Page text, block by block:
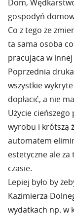
Dom,
gospodyń
Co z tego że
ta sama osoba
pracująca w
Poprzednia
wszystkie
dopłacić, a nie
Użycie cieńszego
wyrobu i krótszą
automatem
estetyczne ale
czasie.
Lepiej było by
Kazimierza
wydatkach np. w